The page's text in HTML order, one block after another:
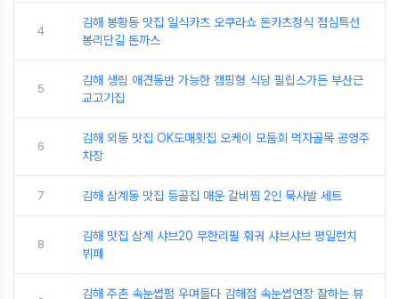
4
김해 봉황동 맛집 일식카츠 오쿠라쇼 돈카츠정식 점심특선
봉리단길 돈까스
5
김해 생림 애견동반 가능한 캠핑형 식당 필립스가든 부산근
교고기집
6
김해 외동 맛집 OK도매횟집 오케이 모둠회 먹자골목 공영주
차장
7 김해 삼계동 맛집 등골집 매운 갈비찜 2인 묵사발 세트
8
김해 맛집 삼계 샤브20 무한리필 훠궈 샤브샤브 평일런치
뷔페
김해 주촌 속눈썹펌 우며들다 김해점 속눈썹연장 잘하는 뷰